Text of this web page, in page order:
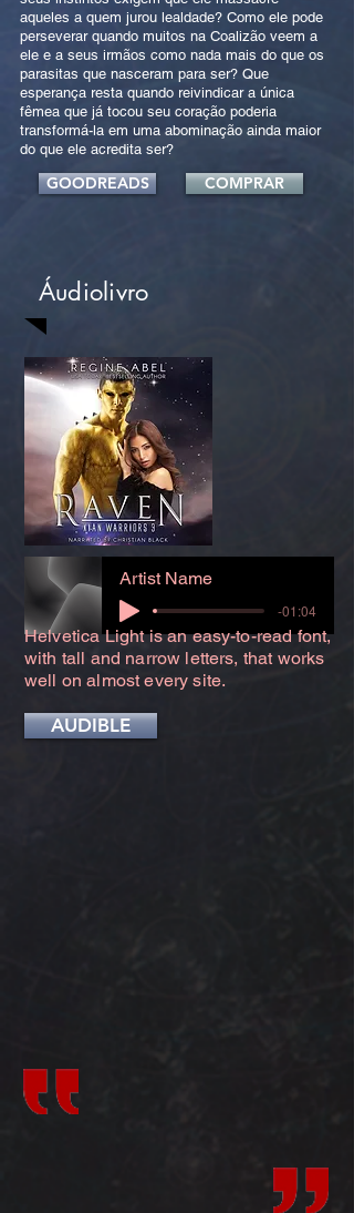
aqueles a quem jurou lealdade? Como ele pode
perseverar quando muitos na Coalizão veem a
ele e a seus irmãos como nada mais do que os
parasitas que nasceram para ser? Que
esperança resta quando reivindicar a única
fêmea que já tocou seu coração poderia
transformá-la em uma abominação ainda maior
do que ele acredita ser?
GOODREADS COMPRAR
Áudiolivro
Artist Name
-01:04
Helvetica Light is an easy-to-read font,
with tall and narrow letters, that works
well on almost every site.
AUDIBLE